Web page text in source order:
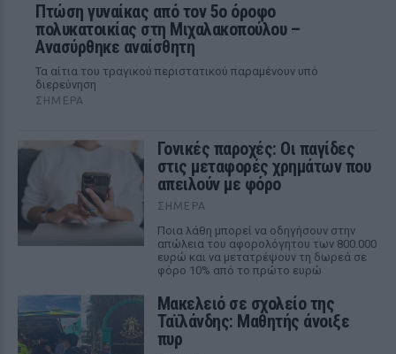
Πτώση γυναίκας από τον 5ο όροφο
πολυκατοικίας στη Μιχαλακοπούλου –
Ανασύρθηκε αναίσθητη
Τα αίτια του τραγικού περιστατικού παραμένουν υπό
διερεύνηση
ΣΉΜΕΡΑ
Γονικές παροχές: Οι παγίδες
στις μεταφορές χρημάτων που
απειλούν με φόρο
ΣΉΜΕΡΑ
Ποια λάθη μπορεί να οδηγήσουν στην
απώλεια του αφορολόγητου των 800.000
ευρώ και να μετατρέψουν τη δωρεά σε
φόρο 10% από το πρώτο ευρώ
Μακελειό σε σχολείο της
Ταϊλάνδης: Μαθητής άνοιξε
πυρ